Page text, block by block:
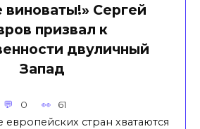
виноваты!» Сергей
призвал к
двуличный
Запад
0 61
европейских стран хватаются